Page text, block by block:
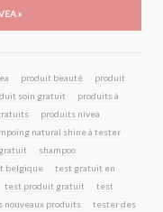
»
produit beauté
produit
soin gratuit
produits à
produits nivea
natural shine à tester
shampoo
belgique
test gratuit en
test produit gratuit
test
nouveaux produits
tester des